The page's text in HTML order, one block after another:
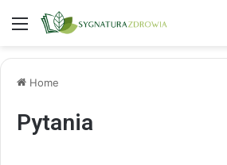
Menu
Home
Pytania